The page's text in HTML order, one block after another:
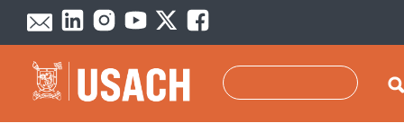
Pasar al contenido principal